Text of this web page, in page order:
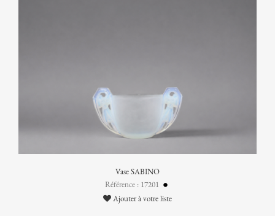
Vase SABINO
Référence : 17201
Ajouter à votre liste